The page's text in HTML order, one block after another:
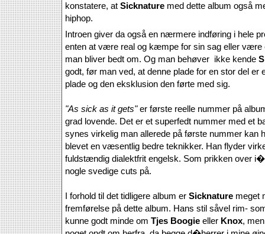
konstatere, at Sicknature med dette album også
hiphop.
Introen giver da også en nærmere indføring i hele
enten at være real og kæmpe for sin sag eller være
man bliver bedt om. Og man behøver ikke kende
godt, før man ved, at denne plade for en stor del er
plade og den eksklusion den førte med sig.
"As sick as it gets"er første reelle nummer på
grad lovende. Det er et superfedt nummer med et
synes virkelig man allerede på første nummer kan
blevet en væsentlig bedre teknikker. Han flyder
fuldstændig dialektfrit engelsk. Som prikken over
nogle svedige cuts på.
I forhold til det tidligere album er Sicknature meget
fremførelse på dette album. Hans stil såvel rim-
kunne godt minde om Tjes Boogie eller Knox,